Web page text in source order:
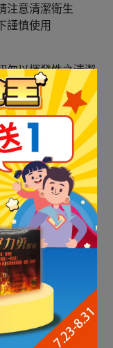
注意清潔衛生
謹慎使用
勿以揮發性之清潔
位，以免發生短路
光直接曝曬、高
動漫少女自慰器